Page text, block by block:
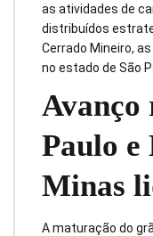
as atividades de
distribuídos
Cerrado Mineiro,
no estado de São
Avanço
Paulo e
Minas
A maturação do